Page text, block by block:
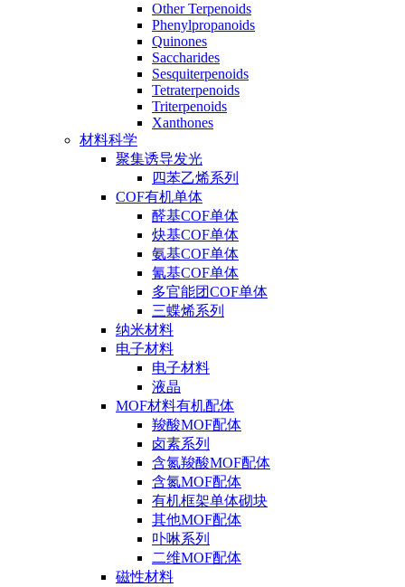
Other Terpenoids
Phenylpropanoids
Quinones
Saccharides
Sesquiterpenoids
Tetraterpenoids
Triterpenoids
Xanthones
材料科学
聚集诱导发光
四苯乙烯系列
COF有机单体
醛基COF单体
炔基COF单体
氨基COF单体
氰基COF单体
多官能团COF单体
三蝶烯系列
纳米材料
电子材料
电子材料
液晶
MOF材料有机配体
羧酸MOF配体
卤素系列
含氮羧酸MOF配体
含氮MOF配体
有机框架单体砌块
其他MOF配体
卟啉系列
二维MOF配体
磁性材料